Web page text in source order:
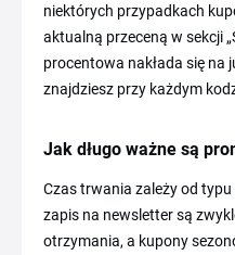
niektórych przypadkach
aktualną przeceną w sekcji
procentowa nakłada się na
znajdziesz przy każdym
Jak długo ważne są
Czas trwania zależy od
zapis na newsletter są
otrzymania, a kupony